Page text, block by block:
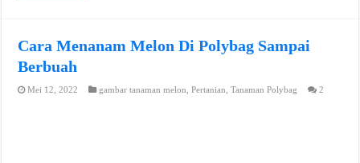
Cara Menanam Melon Di Polybag Sampai
Berbuah
Mei 12, 2022 gambar tanaman melon ,Pertanian ,Tanaman Polybag 2